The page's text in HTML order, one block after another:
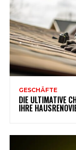
GESCHÄFTE
DIE ULTIMATIVE
IHRE